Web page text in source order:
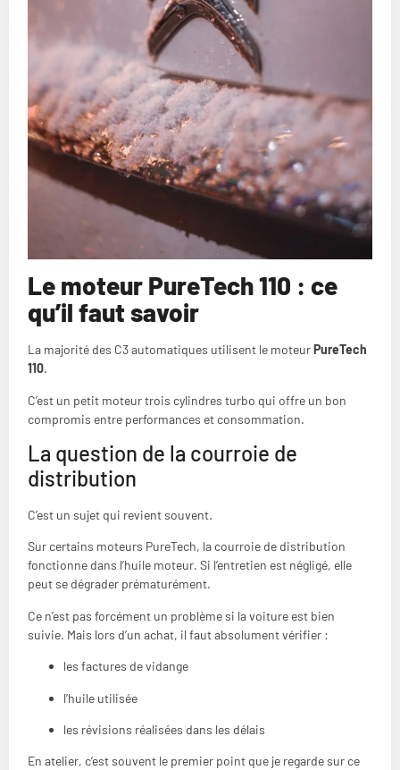
Le moteur PureTech 110 : ce
qu’il faut savoir
La majorité des C3 automatiques utilisent le moteurPureTech
110.
C’est un petit moteur trois cylindres turbo qui offre un bon
compromis entre performances et consommation.
La question de la courroie de
distribution
C’est un sujet qui revient souvent.
Sur certains moteurs PureTech, la courroie de distribution
fonctionne dans l’huile moteur. Si l’entretien est négligé, elle
peut se dégrader prématurément.
Ce n’est pas forcément un problème si la voiture est bien
suivie. Mais lors d’un achat, il faut absolument vérifier :
les factures de vidange
l’huile utilisée
les révisions réalisées dans les délais
En atelier, c’est souvent le premier point que je regarde sur ce